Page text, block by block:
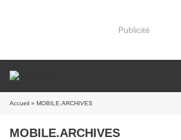
Publicité
Accueil » MOBILE.ARCHIVES
MOBILE.ARCHIVES